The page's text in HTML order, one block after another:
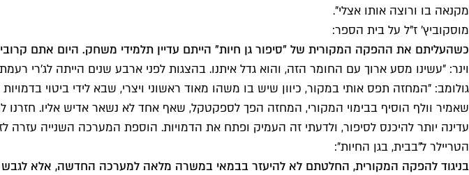
מקנאה בו ורוצה אותו אצלי".
מוסקוביץ' ז"ל על בית הספר:
כשהעליתם את ההפקה המקורית של "סיפור גן חיות" הייתם עדיין תלמידי משחק. היום אתם
וינר: "עשינו מסע ארוך עם החומר הזה, והוא גדל איתנו. בהצגות לפני ארבע שנים הייתה לג'רי
גולומב: "המחזה תפס אותי במקור, כיוון שיש בו משהו מאוד ראשוני ויצרי, שבא לידי ביטוי
שאמיר וולף הוסיף בבימוי המקורי, המחזה הפך לספקטקל, שאף אחד לא נשאר אדיש אליו. חזרנו
עדינה יותר להיכנס לסיפור, ולדעתי זה העמיק ופתח את הדמויות. הוספת המערכה השנייה עזרה
הטריילר ל"בבית, בגן החיות":
בניגוד להפקה המקורית, החלטתם לא להיעזר בבמאי במשרה מלאה למערכה החדשה, אלא